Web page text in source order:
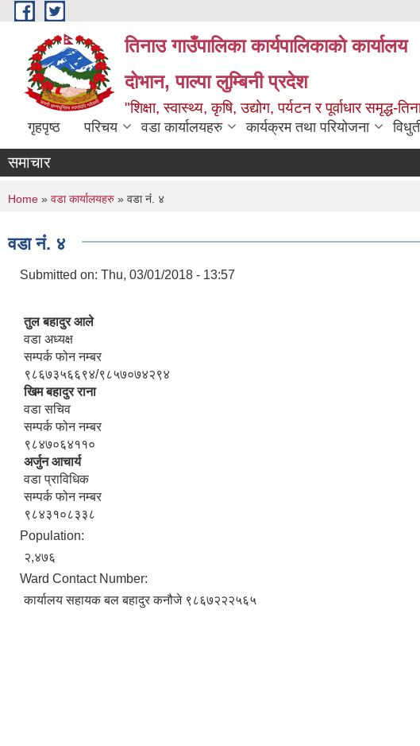
Skip to main content
तिनाउ गाउँपालिका कार्यपालिकाकाे कार्यालय
दोभान, पाल्पा लुम्बिनी प्रदेश
"शिक्षा, स्वास्थ्य, कृषि, उद्योग, पर्यटन र पूर्वाधार समृद्ध-
गृहपृष्ठ परिचय वडा कार्यालयहरु कार्यक्रम तथा परियोजना
समाचार
You are here
Home » वडा कार्यालयहरु » वडा नंं. ४
वडा नंं. ४
Submitted on: Thu, 03/01/2018 - 13:57
तुल बहादुर आले
वडा अध्यक्ष
सम्पर्क फोन नम्बर
९८६७३५६६९४/९८५७०७४२९४
खिम बहादुर राना
वडा सचिव
सम्पर्क फोन नम्बर
९८४७०६४११०
अर्जुन आचार्य
वडा प्राविधिक
सम्पर्क फोन नम्बर
९८४३१०८३३८
Population:
२,४७६
Ward Contact Number:
कार्यालय सहायक बल बहादुर कनौजे ९८६७२२२५६५